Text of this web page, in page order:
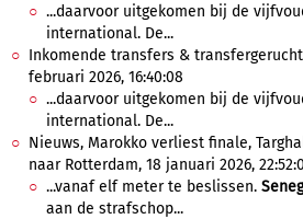
...daarvoor uitgekomen bij de
international. De...
Inkomende transfers &
februari 2026, 16:40:08
...daarvoor uitgekomen bij de
international. De...
Nieuws, Marokko verliest finale,
naar Rotterdam, 18 januari 2026,
...vanaf elf meter te beslissen.
aan de strafschop...